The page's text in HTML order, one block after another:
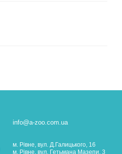
info@a-zoo.com.ua
м. Рівне, вул. Д.Галицького, 16
м. Рівне, вул. Гетьмана Мазепи, 3